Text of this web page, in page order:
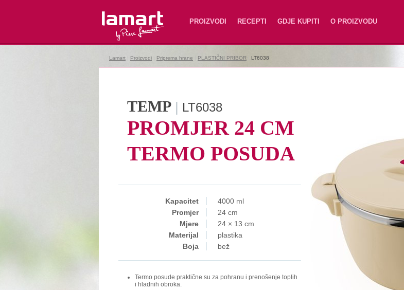
Lamart PROIZVODI RECEPTI GDJE KUPITI
O PROIZVODU
Lamart Proizvodi Priprema hrane PLASTIČNI PRIBOR LT6038
TEMP | LT6038
PROMJER 24 CM
TERMO POSUDA
Kapacitet
4000 ml
Promjer
24 cm
Mjere
24 × 13 cm
Materijal
plastika
Boja
bež
Termo posude praktične su za pohranu i prenošenje toplih
i hladnih obroka.